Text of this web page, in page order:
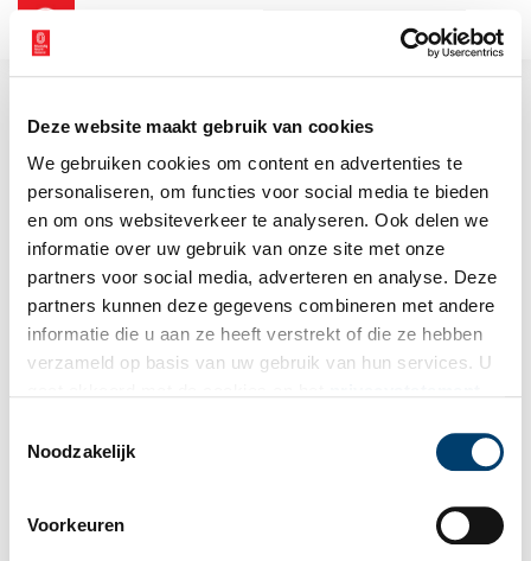
Deze website maakt gebruik van cookies
We gebruiken cookies om content en advertenties te
personaliseren, om functies voor social media te bieden
en om ons websiteverkeer te analyseren. Ook delen we
informatie over uw gebruik van onze site met onze
partners voor social media, adverteren en analyse. Deze
partners kunnen deze gegevens combineren met andere
informatie die u aan ze heeft verstrekt of die ze hebben
verzameld op basis van uw gebruik van hun services. U
Noodzakelijk
Voorkeuren